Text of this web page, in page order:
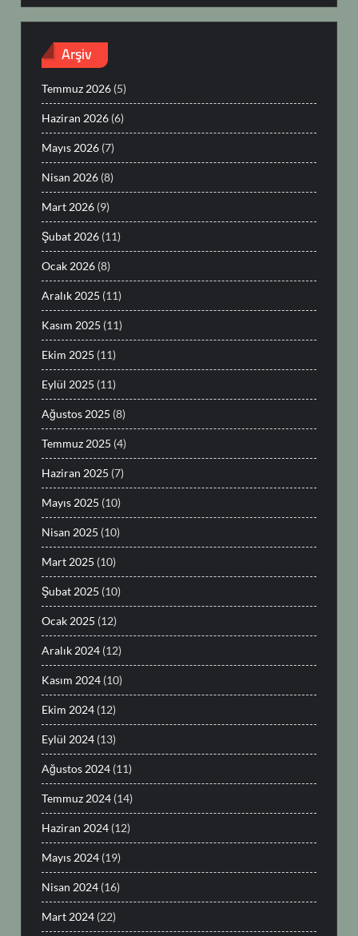
Arşiv
Temmuz 2026 (5)
Haziran 2026 (6)
Mayıs 2026 (7)
Nisan 2026 (8)
Mart 2026 (9)
Şubat 2026 (11)
Ocak 2026 (8)
Aralık 2025 (11)
Kasım 2025 (11)
Ekim 2025 (11)
Eylül 2025 (11)
Ağustos 2025 (8)
Temmuz 2025 (4)
Haziran 2025 (7)
Mayıs 2025 (10)
Nisan 2025 (10)
Mart 2025 (10)
Şubat 2025 (10)
Ocak 2025 (12)
Aralık 2024 (12)
Kasım 2024 (10)
Ekim 2024 (12)
Eylül 2024 (13)
Ağustos 2024 (11)
Temmuz 2024 (14)
Haziran 2024 (12)
Mayıs 2024 (19)
Nisan 2024 (16)
Mart 2024 (22)